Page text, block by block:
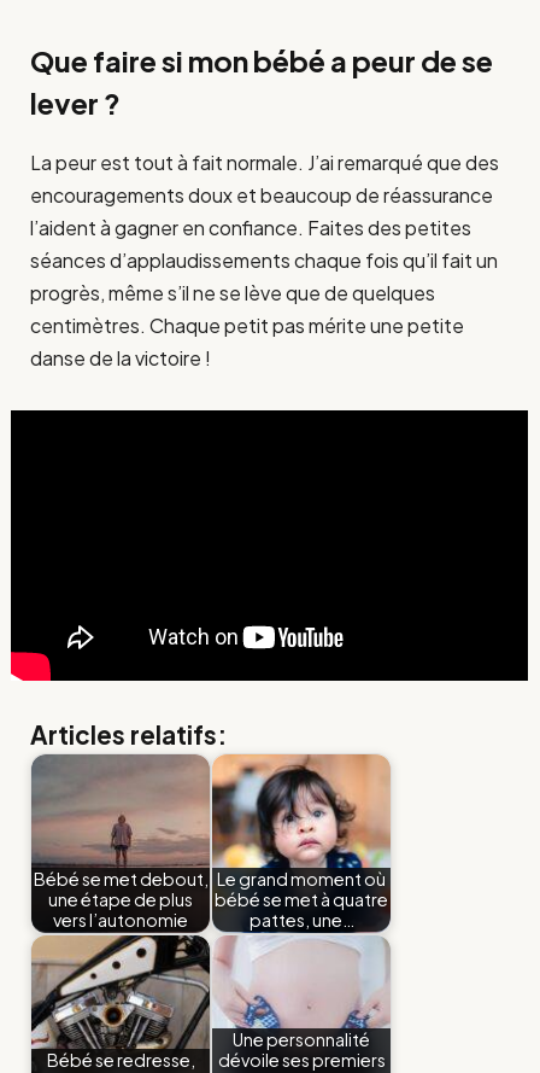
Que faire si mon bébé a peur de se
lever ?
La peur est tout à fait normale. J’ai remarqué que des
encouragements doux et beaucoup de réassurance
l’aident à gagner en confiance. Faites des petites
séances d’applaudissements chaque fois qu’il fait un
progrès, même s’il ne se lève que de quelques
centimètres. Chaque petit pas mérite une petite
danse de la victoire !
Articles relatifs:
Bébé se met debout,
une étape de plus
vers l’autonomie
Le grand moment où
bébé se met à quatre
pattes, une…
Bébé se redresse,
Une personnalité
dévoile ses premiers